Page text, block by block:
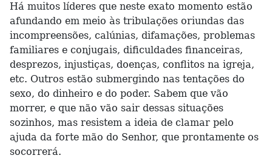
Há muitos líderes que neste exato momento estão
afundando em meio às tribulações oriundas das
incompreensões, calúnias, difamações, problemas
familiares e conjugais, dificuldades financeiras,
desprezos, injustiças, doenças, conflitos na igreja,
etc. Outros estão submergindo nas tentações do
sexo, do dinheiro e do poder. Sabem que vão
morrer, e que não vão sair dessas situações
sozinhos, mas resistem a ideia de clamar pelo
ajuda da forte mão do Senhor, que prontamente os
socorrerá.